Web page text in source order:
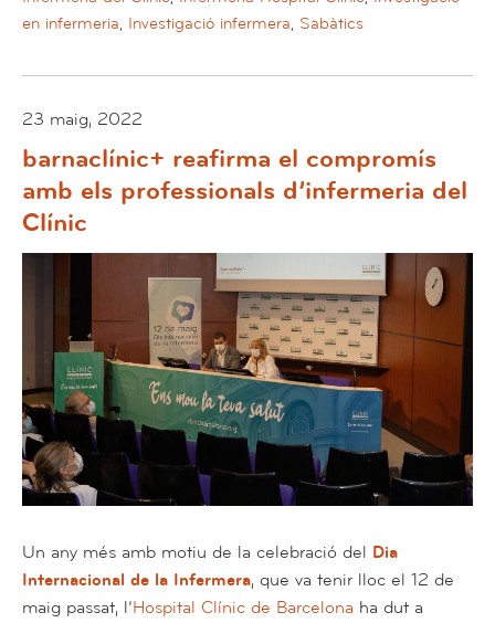
en infermeria, Investigació infermera, Sabàtics
23 maig, 2022
barnaclínic+ reafirma el compromís
amb els professionals d’infermeria del
Clínic
Un any més amb motiu de la celebració del Dia
Internacional de la Infermera, que va tenir lloc el 12 de
maig passat, l’Hospital Clínic de Barcelona ha dut a